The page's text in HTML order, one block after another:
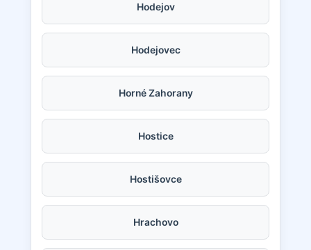
Hodejov
Hodejovec
Horné Zahorany
Hostice
Hostišovce
Hrachovo